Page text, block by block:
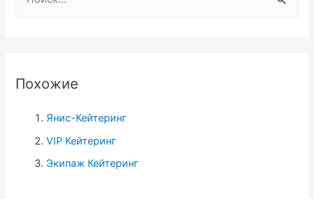
:Похожие
Янис-Кейтеринг
VIP Кейтеринг
Экипаж Кейтеринг